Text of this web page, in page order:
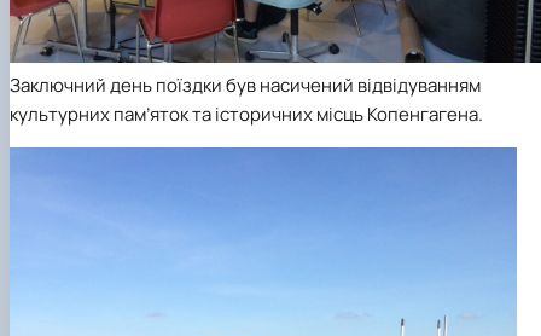
Заключний день поїздки був насичений відвідуванням
культурних пам’яток та історичних місць Копенгагена.